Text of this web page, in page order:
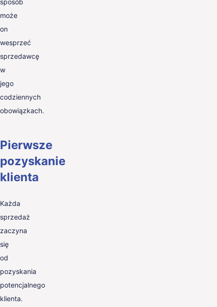
może
on
wesprzeć
sprzedawcę
w
jego
codziennych
obowiązkach.
Pierwsze
pozyskanie
klienta
Każda
sprzedaż
zaczyna
się
od
pozyskania
potencjalnego
klienta.